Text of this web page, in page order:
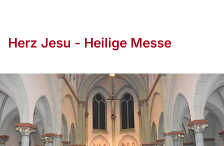
Herz Jesu - Heilige Messe